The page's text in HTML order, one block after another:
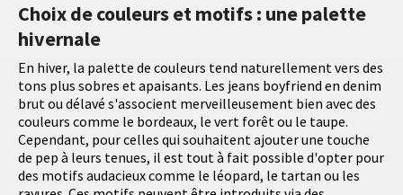
Choix de couleurs et motifs : une palette
hivernale
En hiver, la palette de couleurs tend naturellement vers des
tons plus sobres et apaisants. Les jeans boyfriend en denim
brut ou délavé s'associent merveilleusement bien avec des
couleurs comme le bordeaux, le vert forêt ou le taupe.
Cependant, pour celles qui souhaitent ajouter une touche
de pep à leurs tenues, il est tout à fait possible d'opter pour
des motifs audacieux comme le léopard, le tartan ou les